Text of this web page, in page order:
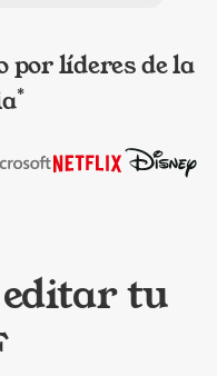
por líderes de la
*
tu